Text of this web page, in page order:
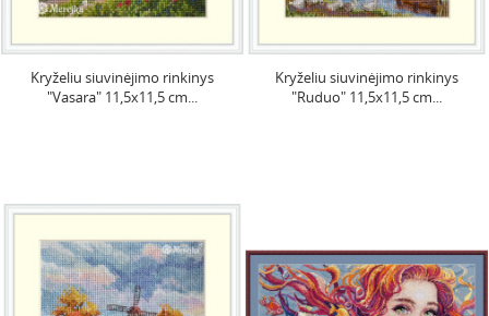
Kryželiu siuvinėjimo rinkinys
"Vasara" 11,5x11,5 cm...
Kryželiu siuvinėjimo rinkinys
"Ruduo" 11,5x11,5 cm...